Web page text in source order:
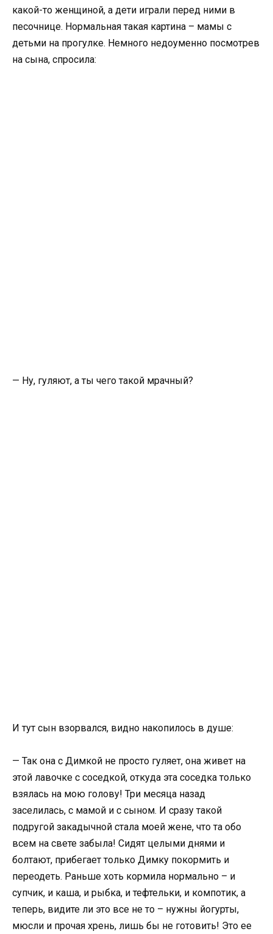
какой-то женщиной, а дети играли перед ними в
песочнице. Нормальная такая картина – мамы с
детьми на прогулке. Немного недоуменно посмотрев
на сына, спросила:
— Ну, гуляют, а ты чего такой мрачный?
И тут сын взорвался, видно накопилось в душе:
— Так она с Димкой не просто гуляет, она живет на
этой лавочке с соседкой, откуда эта соседка только
взялась на мою голову! Три месяца назад
заселилась, с мамой и с сыном. И сразу такой
подругой закадычной стала моей жене, что та обо
всем на свете забыла! Сидят целыми днями и
болтают, прибегает только Димку покормить и
переодеть. Раньше хоть кормила нормально – и
супчик, и каша, и рыбка, и тефтельки, и компотик, а
теперь, видите ли это все не то – нужны йогурты,
мюсли и прочая хрень, лишь бы не готовить! Это ее